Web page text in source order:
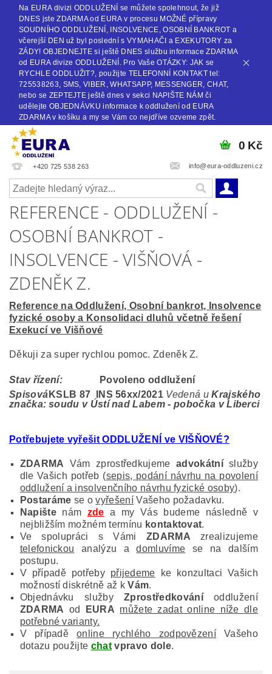
Na EURA divizi ODDLUŽENÍ se můžete spolehnout, že již
DNES jste ZDARMA od EURA v procesu MOŽNÉ přípravy
SOUDNÍHO ODDLUŽENÍ, INSOLVENCE, OSOBNÍ BANKROT a
včerejší DEN už byl poslední s VYMAHAČI a EXEKUTORY za
ZÁDY! OBJEDNEJTE si ještě DNES službu informace ZDARMA
od EURA divize ODDLUŽENÍ. Pro Vaše OTÁZKY: JAK se
RYCHLE ODDLUŽIT?, použijte TELEFONNÍ KONTAKT tel:
725538263, SMS, VIBER, WHATSAPP, MESSENGER, CHAT,
nebo se ZEPTEJTE ještě dnes v sekci NAPIŠTE NÁM či
udělejte OBJEDNÁVKU informace k oddlužení od EURA
ZDARMA v košíku a my se Vám co nejdříve ozveme zpět.
+420 725 538 263 info@eura-oddluzeni.cz
0 Kč
REFERENCE - ODDLUŽENÍ -
OSOBNÍ BANKROT -
INSOLVENCE - VIŠŇOVÁ -
ZDENĚK Z.
Reference na Oddlužení, Osobní bankrot, Insolvence
fyzické osoby a Konsolidaci dluhů včetně řešení
Exekucí ve Višňové
Děkuji za super rychlou pomoc. Zdeněk Z.
Stav řízení:
Povoleno oddlužení
Spisová
značka:
KSLB 87 INS 56xx/2021 Vedená u Krajského
soudu v Ústí nad Labem - pobočka v Liberci
Potřebujete vyřešit ODDLUŽENÍ ve VIŠŇOVÉ?
ZDARMA Vám zprostředkujeme advokátníslužby
dle Vašich potřeb (sepis, podání návrhu na povolení
oddlužení a insolvenčního návrhu fyzické osoby).
Postaráme se ovyřešeníVašeho požadavku.
Napištenám zde a my Vás budeme následně v
nejbližším možném termínu kontaktovat.
Ve spolupráci s Vámi ZDARMA zrealizujeme
telefonickou analýzu adomluvíme se na dalším
postupu.
V případě potřeby přijedeme ke konzultaci Vašich
možností diskrétně až kVám.
Objednávku služby
Zprostředkováníoddlužení
ZDARMA od EURA můžete zadat online níže dle
potřebné varianty.
V případěonline rychlého zodpovězení Vašeho
dotazu použijte chatvpravo dole.